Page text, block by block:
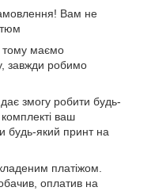
Вам не
тому маємо
завжди робимо
змогу робити будь-
ваш
будь-який принт на
платіжом.
оплатив на